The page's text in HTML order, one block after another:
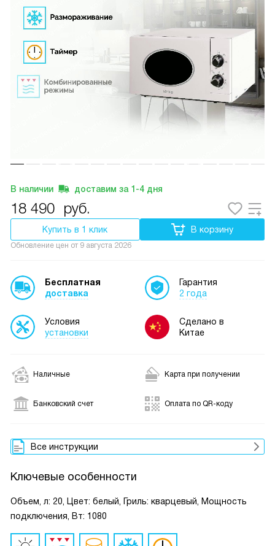
В наличии доставим за 1-4 дня
18 490 руб.
Купить в 1 клик В корзину
Обновление цен от 9 августа 2026
Бесплатная
доставка
Условия
установки
Гарантия
2 года
Сделано в
Китае
Наличные Карта при получении
Банковский счет Оплата по QR-коду
Все инструкции
Ключевые особенности
Объем, л: 20, Цвет: белый, Гриль: кварцевый, Мощность
подключения, Вт: 1080